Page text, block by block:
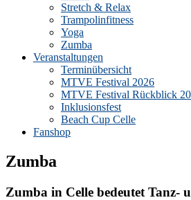
Stretch & Relax
Trampolinfitness
Yoga
Zumba
Veranstaltungen
Terminübersicht
MTVE Festival 2026
MTVE Festival Rückblick
Inklusionsfest
Beach Cup Celle
Fanshop
Zumba
Zumba in Celle bedeutet Tanz-